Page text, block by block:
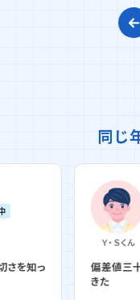
同じ
2024年
広島な
偏差値三十九の